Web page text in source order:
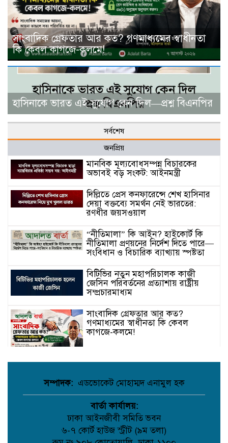
সাংবাদিক গ্রেফতার আর কত? গণমাধ্যমের স্বাধীনতা
কি কেবল কাগজে-কলমে!
হাসিনাকে ভারত এই সুযোগ কেন দিল—প্রশ্ন বিএনপির
সর্বশেষ
জনপ্রিয়
মানবিক মূল্যবোধসম্পন্ন বিচারকের
অভাবই বড় সংকট: আইনমন্ত্রী
দিল্লিতে প্রেস কনফারেন্সে শেখ হাসিনার
দেয়া বক্তব্যে সমর্থন নেই ভারতের:
রণধীর জয়সওয়াল
“নীতিমালা” কি আইন? হাইকোর্ট কি
নীতিমালা প্রণয়নের নির্দেশ দিতে পারে—
সংবিধান ও বিচারিক ব্যাখ্যায় স্পষ্টতা
বিটিভির নতুন মহাপরিচালক কাজী
জেসিন পরিবর্তনের প্রত্যাশায় রাষ্ট্রীয়
সম্প্রচারমাধ্যম
সাংবাদিক গ্রেফতার আর কত?
গণমাধ্যমের স্বাধীনতা কি কেবল
কাগজে-কলমে!
প্রশ্ন বিএনপির
আদালতে মামলা পরিচালনার সময় অসুস্থ
হয়ে মা’রা গেছেন সিনিয়র অ্যাডভোকেট
আলহাজ্ব মো. রুহুল আমিন।
চলতি অর্থবছরেই স্থানীয় সরকার নির্বাচন
সম্পাদক: এডভোকেট মোহাম্মদ এনামুল হক
বার্তা কার্যালয়:
ঢাকা আইনজীবী সমিতি ভবন
৬-৭ কোর্ট হাউজ স্ট্রীট (৯ম তলা)